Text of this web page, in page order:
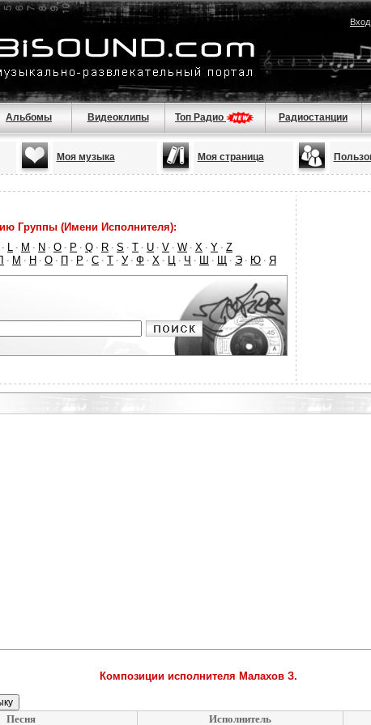
Вход
Альбомы Видеоклипы Топ Радио Радиостанции
Моя музыка Моя страница
Группы (Имени Исполнителя):
· L · M · N · O · P · Q · R · S · T · U · V · W · X · Y · Z
· М · Н · О · П · Р · С · Т · У · Ф · Х · Ц · Ч · Ш · Щ · Э · Ю · Я
Композиции исполнителя Малахов З.
Песня Исполнитель